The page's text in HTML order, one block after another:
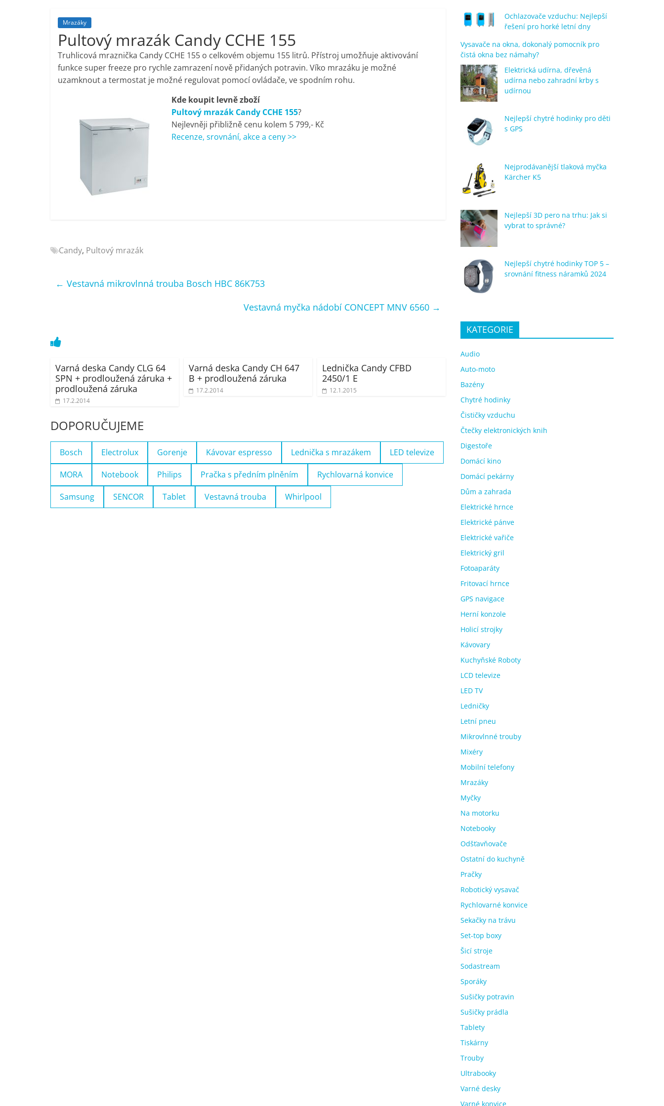
porovnání,
pračky,
televize,
mobilní
kávovary,
porovnání
mobilní
telefony,
kávovary,
bazény
Mrazáky
Pultový mrazák Candy CCHE 155
Truhlicová mraznička Candy CCHE 155 o celkovém objemu 155 litrů. Přístroj umožňuje aktivování
funkce super freeze pro rychle zamrazení nově přidaných potravin. Víko mrazáku je možné
uzamknout a termostat je možné regulovat pomocí ovládače, ve spodním rohu.
Kde koupit levně zboží
Pultový mrazák Candy CCHE 155?
Nejlevněji přibližně cenu kolem 5 799,- Kč
Recenze, srovnání, akce a ceny >>
Candy, Pultový mrazák
← Vestavná mikrovlnná trouba Bosch HBC 86K753
Vestavná myčka nádobí CONCEPT MNV 6560 →
Varná deska Candy CLG 64
SPN + prodloužená záruka +
prodloužená záruka
17.2.2014
Varná deska Candy CH 647
B + prodloužená záruka
17.2.2014
Lednička Candy CFBD
2450/1 E
12.1.2015
DOPORUČUJEME
Bosch Electrolux Gorenje Kávovar espresso Lednička s mrazákem LED televize
MORA Notebook Philips Pračka s předním plněním Rychlovarná konvice
Samsung SENCOR Tablet Vestavná trouba Whirlpool
Ochlazovače vzduchu: Nejlepší
řešení pro horké letní dny
Vysavače na okna, dokonalý pomocník pro
čistá okna bez námahy?
Elektrická udírna, dřevěná
udírna nebo zahradní krby s
udírnou
Nejlepší chytré hodinky pro děti
s GPS
Nejprodávanější tlaková myčka
Kärcher K5
Nejlepší 3D pero na trhu: Jak si
vybrat to správné?
Nejlepší chytré hodinky TOP 5 –
srovnání fitness náramků 2024
KATEGORIE
Audio
Auto-moto
Bazény
Chytré hodinky
Čističky vzduchu
Čtečky elektronických knih
Digestoře
Domácí kino
Domácí pekárny
Dům a zahrada
Elektrické hrnce
Elektrické pánve
Elektrické vařiče
Elektrický gril
Fotoaparáty
Fritovací hrnce
GPS navigace
Herní konzole
Holicí strojky
Kávovary
Kuchyňské Roboty
LCD televize
LED TV
Ledničky
Letní pneu
Mikrovlnné trouby
Mixéry
Mobilní telefony
Mrazáky
Myčky
Na motorku
Notebooky
Odšťavňovače
Ostatní do kuchyně
Pračky
Robotický vysavač
Rychlovarné konvice
Sekačky na trávu
Set-top boxy
Šicí stroje
Sodastream
Sporáky
Sušičky potravin
Sušičky prádla
Tablety
Tiskárny
Trouby
Ultrabooky
Varné desky
Varné konvice